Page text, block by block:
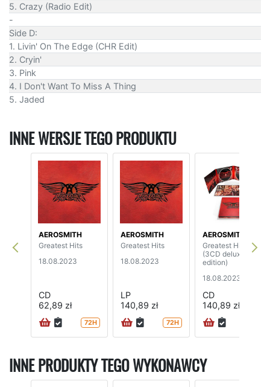
5. Crazy (Radio Edit)
-
Side D:
1. Livin' On The Edge (CHR Edit)
2. Cryin'
3. Pink
4. I Don't Want To Miss A Thing
5. Jaded
INNE WERSJE TEGO PRODUKTU
AEROSMITH
Greatest Hits
18.08.2023
CD
62,89 zł
72H
AEROSMITH
Greatest Hits
18.08.2023
LP
140,89 zł
72H
AEROSMITH
Greatest Hits
(3CD deluxe
edition)
18.08.2023
CD
140,89 zł
INNE PRODUKTY TEGO WYKONAWCY